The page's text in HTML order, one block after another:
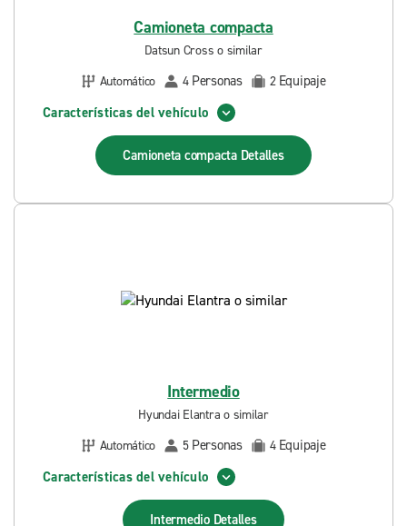
Camioneta compacta
Datsun Cross o similar
Automático
4 Personas 2 Equipaje
Características del vehículo
Camioneta compacta Detalles
Intermedio
Hyundai Elantra o similar
Automático
5 Personas 4 Equipaje
Características del vehículo
Intermedio Detalles